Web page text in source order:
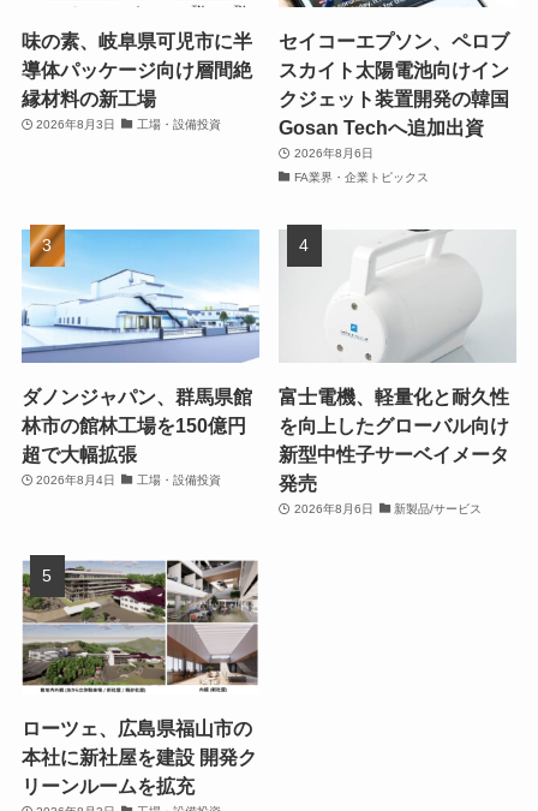
味の素、岐阜県可児市に半
導体パッケージ向け層間絶
縁材料の新工場
2026年8月3日 工場・設備投資
セイコーエプソン、ペロブ
スカイト太陽電池向けイン
クジェット装置開発の韓国
Gosan Techへ追加出資
2026年8月6日
FA業界・企業トピックス
ダノンジャパン、群馬県館
林市の館林工場を150億円
超で大幅拡張
2026年8月4日 工場・設備投資
富士電機、軽量化と耐久性
を向上したグローバル向け
新型中性子サーベイメータ
発売
2026年8月6日 新製品/サービス
ローツェ、広島県福山市の
本社に新社屋を建設 開発ク
リーンルームを拡充